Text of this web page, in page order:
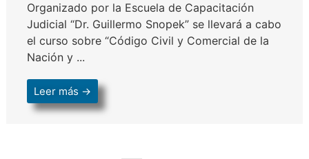
Organizado por la Escuela de Capacitación
Judicial “Dr. Guillermo Snopek” se llevará a cabo
el curso sobre “Código Civil y Comercial de la
Nación y ...
Leer más →